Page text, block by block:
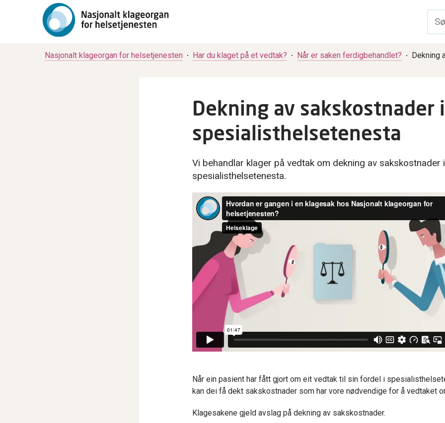
Nasjonalt klageorgan for helsetjenesten Har du klaget på et vedtak? Når er saken ferdigbehandlet? Dekning
Dekning av sakskostnader i
spesialisthelsetenesta
Vi behandlar klager på vedtak om dekning av sakskostnader i
spesialisthelsetenesta.
Når ein pasient har fått gjort om eit vedtak til sin fordel i
kan dei få dekt sakskostnader som har vore nødvendige for å vedtaket
Klagesakene gjeld avslag på dekning av sakskostnader.